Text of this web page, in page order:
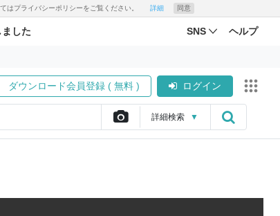
はプライバシーポリシーをご覧ください。 詳細 同意
した SNS ヘルプ
ダウンロード会員登録 ( 無料 ) ログイン
詳細検索 ▼